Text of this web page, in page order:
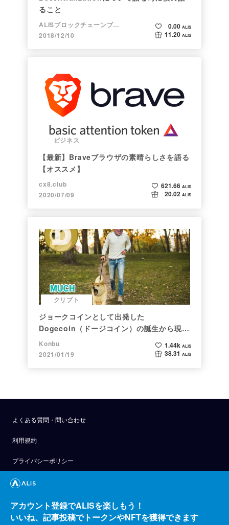
ること
ALISブロックチェーンブログ
2018/12/10
0.00 ALIS
11.20 ALIS
ビジネス
【最新】Braveブラウザの素晴らしさを語る
【オススメ】
cx8.club
2020/07/09
621.66 ALIS
20.02 ALIS
クリプト
ジョークコインとして出発した
Dogecoin（ドージコイン）の誕生から現在
まで。注目される非証券性🐶
Konbu
2021/01/19
1.44k ALIS
38.31 ALIS
よくある質問・問い合わせ
利用規約
プライバシーポリシー
公式アナウンス
技術ブログ
API
アカウント登録でALISを楽しもう！
いいね、記事投稿でトークンやNFTを獲得できます